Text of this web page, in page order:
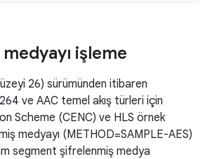
işleme
26) sürümünden itibaren
ve AAC temel akış türleri için
Scheme (CENC) ve HLS örnek
medyayı (METHOD=SAMPLE-AES)
segment şifrelenmiş medya